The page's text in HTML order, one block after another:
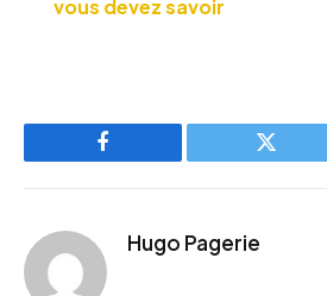
vous devez savoir
Facebook Twitter
Hugo Pagerie